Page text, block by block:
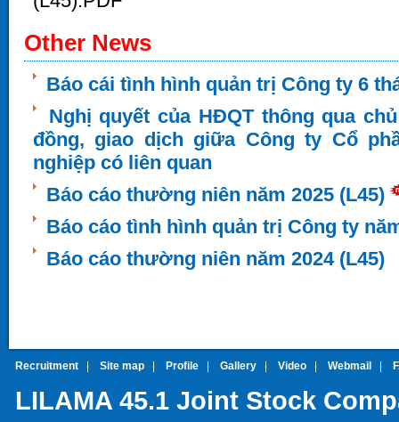
Other News
Báo cái tình hình quản trị Công ty 6
Nghị quyết của HĐQT thông qua
đồng, giao dịch giữa Công ty Cổ
nghiệp có liên quan
Báo cáo thường niên năm 2025 (L45)
Báo cáo tình hình quản trị Công ty
Báo cáo thường niên năm 2024 (L45)
Recruitment Site map Profile Gallery Video Webmail
LILAMA 45.1 Joint Stock